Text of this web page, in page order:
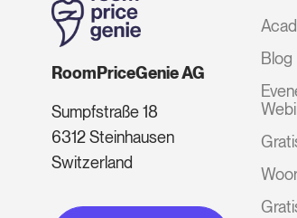
RoomPriceGenie AG
Sumpfstraße 18
6312 Steinhausen
Switzerland
Blog